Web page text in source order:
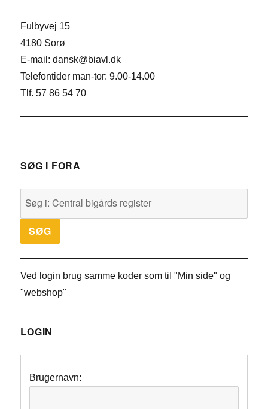
Fulbyvej 15
4180 Sorø
E-mail: dansk@biavl.dk
Telefontider man-tor: 9.00-14.00
Tlf. 57 86 54 70
SØG I FORA
Ved login brug samme koder som til "Min side" og
"webshop"
LOGIN
Brugernavn: